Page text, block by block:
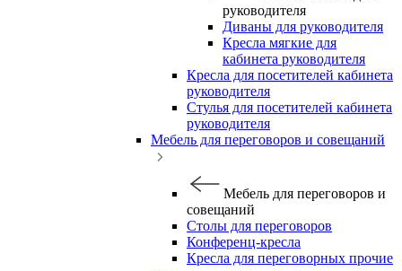
руководителя
Диваны для руководителя
Кресла мягкие для
кабинета руководителя
Кресла для посетителей кабинета
руководителя
Стулья для посетителей кабинета
руководителя
Мебель для переговоров и совещаний
Мебель для переговоров и
совещаний
Столы для переговоров
Конференц-кресла
Кресла для переговорных прочие